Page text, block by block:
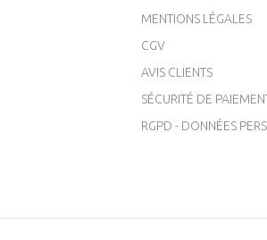
MENTIONS LÉGALES
CGV
AVIS CLIENTS
SÉCURITÉ DE
RGPD - DONNÉES